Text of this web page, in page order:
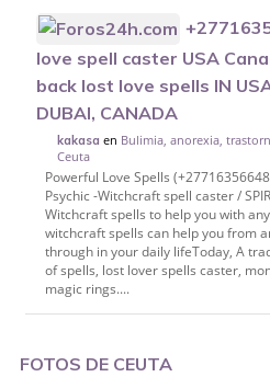
love spell caster USA
back lost love spells IN
DUBAI, CANADA
kakasa en Bulimia, anorexia,
Ceuta
Powerful Love Spells
Psychic -Witchcraft spell caster /
Witchcraft spells to help you with
witchcraft spells can help you from
through in your daily lifeToday, A
of spells, lost lover spells caster,
magic rings....
FOTOS DE CEUTA